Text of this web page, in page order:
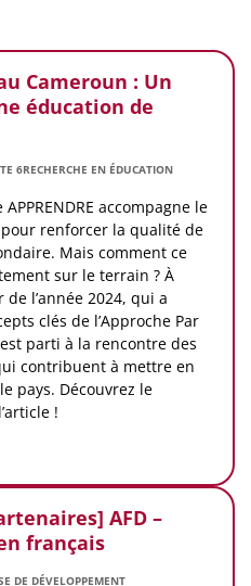
Cameroun : Un
éducation de
6RECHERCHE EN ÉDUCATION
accompagne le
renforcer la qualité de
Mais comment ce
sur le terrain ? À
l’année 2024, qui a
clés de l’Approche Par
est parti à la rencontre des
contribuent à mettre en
pays. Découvrez le
!
AFD –
français
DE DÉVELOPPEMENT